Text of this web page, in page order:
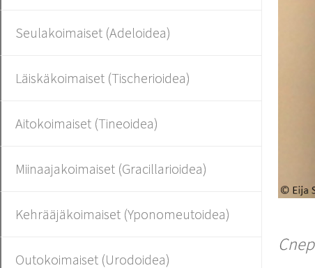
Seulakoimaiset (Adeloidea)
Läiskäkoimaiset (Tischerioidea)
Aitokoimaiset (Tineoidea)
Miinaajakoimaiset (Gracillarioidea)
Kehrääjäkoimaiset (Yponomeutoidea)
Outokoimaiset (Urodoidea)